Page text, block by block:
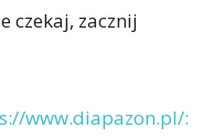
czekaj, zacznij
www.diapazon.pl/: